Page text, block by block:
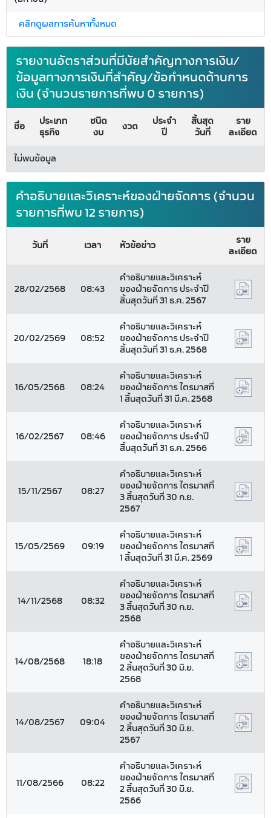
คลิกดูผลการค้นหาทั้งหมด
รายงานอัตราส่วนที่มีนัยสำคัญทางการเงิน/
ข้อมูลทางการเงินที่สำคัญ/ข้อกำหนดด้านการ
เงิน (จำนวนรายการที่พบ 0 รายการ)
ชื่อ
ประเภท
ธุรกิจ
ชนิด
งบ
งวด
ประจำ
ปี
สิ้นสุด
วันที่
ราย
ละเอียด
ไม่พบข้อมูล
คำอธิบายและวิเคราะห์ของฝ่ายจัดการ (จำนวน
รายการที่พบ 12 รายการ)
วันที่ เวลา หัวข้อข่าว
ราย
ละเอียด
28/02/2568 08:43
คำอธิบายและวิเคราะห์
ของฝ่ายจัดการ ประจำปี
สิ้นสุดวันที่ 31 ธ.ค. 2567
20/02/2569 08:52
คำอธิบายและวิเคราะห์
ของฝ่ายจัดการ ประจำปี
สิ้นสุดวันที่ 31 ธ.ค. 2568
16/05/2568 08:24
คำอธิบายและวิเคราะห์
ของฝ่ายจัดการ ไตรมาสที่
1 สิ้นสุดวันที่ 31 มี.ค. 2568
16/02/2567 08:46
คำอธิบายและวิเคราะห์
ของฝ่ายจัดการ ประจำปี
สิ้นสุดวันที่ 31 ธ.ค. 2566
15/11/2567 08:27
คำอธิบายและวิเคราะห์
ของฝ่ายจัดการ ไตรมาสที่
3 สิ้นสุดวันที่ 30 ก.ย.
2567
15/05/2569 09:19
คำอธิบายและวิเคราะห์
ของฝ่ายจัดการ ไตรมาสที่
1 สิ้นสุดวันที่ 31 มี.ค. 2569
14/11/2568 08:32
คำอธิบายและวิเคราะห์
ของฝ่ายจัดการ ไตรมาสที่
3 สิ้นสุดวันที่ 30 ก.ย.
2568
14/08/2568 18:18
คำอธิบายและวิเคราะห์
ของฝ่ายจัดการ ไตรมาสที่
2 สิ้นสุดวันที่ 30 มิ.ย.
2568
14/08/2567 09:04
คำอธิบายและวิเคราะห์
ของฝ่ายจัดการ ไตรมาสที่
2 สิ้นสุดวันที่ 30 มิ.ย.
2567
11/08/2566 08:22
คำอธิบายและวิเคราะห์
ของฝ่ายจัดการ ไตรมาสที่
2 สิ้นสุดวันที่ 30 มิ.ย.
2566